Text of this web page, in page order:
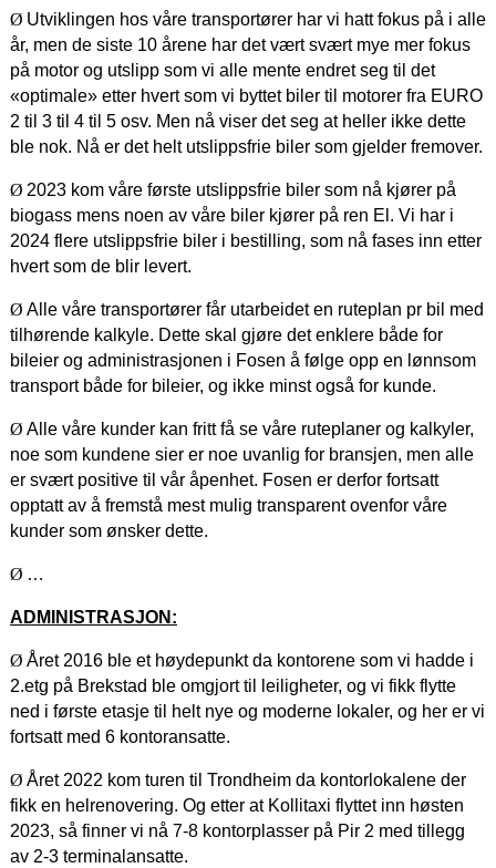
Ø Utviklingen hos våre transportører har vi hatt fokus på i alle
år, men de siste 10 årene har det vært svært mye mer fokus
på motor og utslipp som vi alle mente endret seg til det
«optimale» etter hvert som vi byttet biler til motorer fra EURO
2 til 3 til 4 til 5 osv. Men nå viser det seg at heller ikke dette
ble nok. Nå er det helt utslippsfrie biler som gjelder fremover.
Ø 2023 kom våre første utslippsfrie biler som nå kjører på
biogass mens noen av våre biler kjører på ren El. Vi har i
2024 flere utslippsfrie biler i bestilling, som nå fases inn etter
hvert som de blir levert.
Ø Alle våre transportører får utarbeidet en ruteplan pr bil med
tilhørende kalkyle. Dette skal gjøre det enklere både for
bileier og administrasjonen i Fosen å følge opp en lønnsom
transport både for bileier, og ikke minst også for kunde.
Ø Alle våre kunder kan fritt få se våre ruteplaner og kalkyler,
noe som kundene sier er noe uvanlig for bransjen, men alle
er svært positive til vår åpenhet. Fosen er derfor fortsatt
opptatt av å fremstå mest mulig transparent ovenfor våre
kunder som ønsker dette.
Ø …
ADMINISTRASJON:
Ø Året 2016 ble et høydepunkt da kontorene som vi hadde i
2.etg på Brekstad ble omgjort til leiligheter, og vi fikk flytte
ned i første etasje til helt nye og moderne lokaler, og her er vi
fortsatt med 6 kontoransatte.
Ø Året 2022 kom turen til Trondheim da kontorlokalene der
fikk en helrenovering. Og etter at Kollitaxi flyttet inn høsten
2023, så finner vi nå 7-8 kontorplasser på Pir 2 med tillegg
av 2-3 terminalansatte.